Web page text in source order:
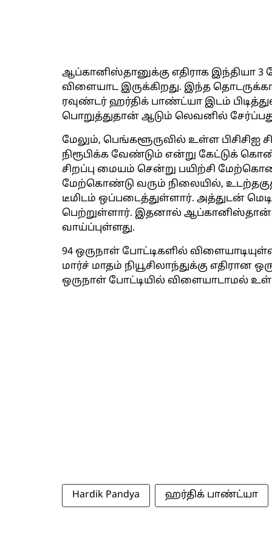
ஆப்கானிஸ்தானுக்கு எதிராக இந்தியா
விளையாட இருக்கிறது. இந்த
ரவுண்டர் ஹர்திக் பாண்ட்யா இடம்
பொறுத்துதான் ஆடும் லெவனில் சேர்ப்பது
மேலும், பெங்களூருவில் உள்ள பிசிசிஐ
நிரூபிக்க வேண்டும் என்று கேட்டுக்
சிறப்பு மையம் சென்று பயிற்சி
மேற்கொண்டு வரும் நிலையில்,
டீமிடம் ஒப்படைத்துள்ளார். அத்துடன்
பெற்றுள்ளார். இதனால்
வாய்ப்புள்ளது.
94 ஒருநாள் போட்டிகளில்
மார்ச் மாதம் நியூசிலாந்துக்கு
ஒருநாள் போட்டியில் விளையாடாமல்
Hardik Pandya ஹர்திக் பாண்ட்யா